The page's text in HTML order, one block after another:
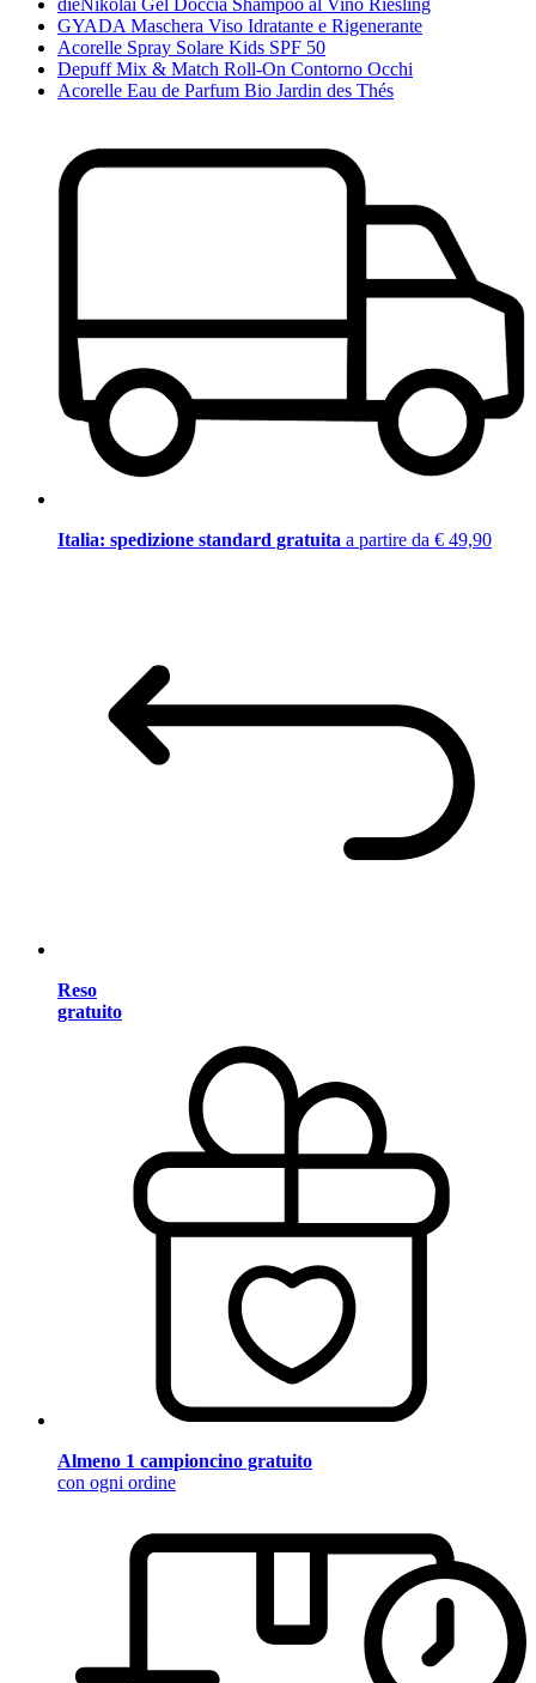
GYADA Maschera Viso Idratante e Rigenerante
Acorelle Spray Solare Kids SPF 50
Depuff Mix & Match Roll-On Contorno Occhi
Acorelle Eau de Parfum Bio Jardin des Thés
Italia: spedizione standard gratuita a partire da € 49,90
Reso
gratuito
Almeno 1 campioncino gratuito
con ogni ordine